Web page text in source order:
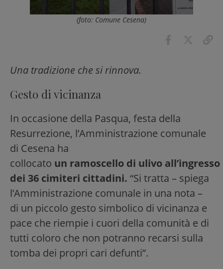
(foto: Comune Cesena)
Una tradizione che si rinnova.
Gesto di vicinanza
In occasione della Pasqua, festa della
Resurrezione, l’Amministrazione comunale
di Cesena ha
collocato un ramoscello di ulivo all’ingresso
dei 36 cimiteri cittadini. “Si tratta – spiega
l’Amministrazione comunale in una nota –
di un piccolo gesto simbolico di vicinanza e
pace che riempie i cuori della comunità e di
tutti coloro che non potranno recarsi sulla
tomba dei propri cari defunti”.